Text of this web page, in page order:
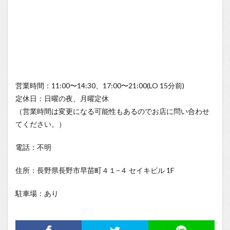
営業時間：11:00〜14:30、17:00〜21:00(LO 15分前)
定休日：日曜の夜、月曜定休
（営業時間は変更になる可能性もあるのでお店に問い合わせ
てください。）
電話：不明
住所：長野県長野市早苗町４１−４ セイキビル 1F
駐車場：あり